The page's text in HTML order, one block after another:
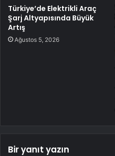
Türkiye’de Elektrikli Araç
Şarj Altyapısında Büyük
Artış
Ağustos 5, 2026
Bir yanıt yazın